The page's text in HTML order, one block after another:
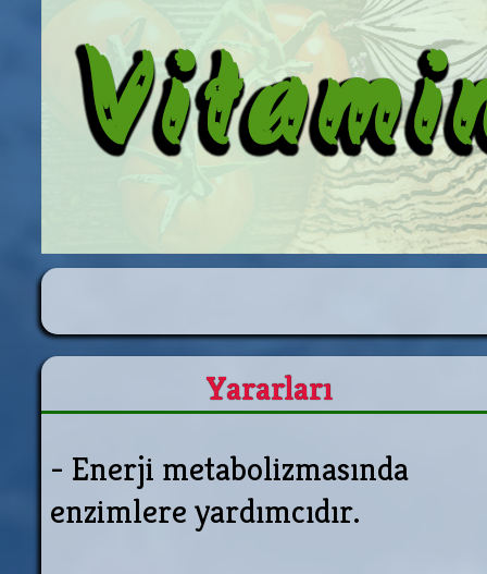
Yararları
- Enerji metabolizmasında
enzimlere yardımcıdır.